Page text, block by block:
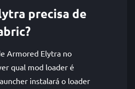
precisa de
Armored Elytra no
qual mod loader é
instalará o loader